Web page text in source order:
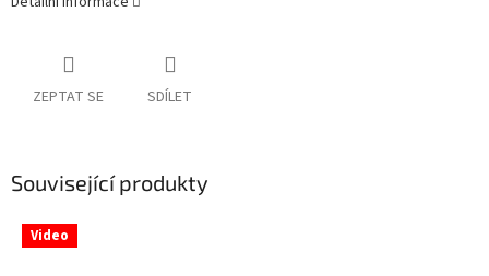
ZEPTAT SE SDÍLET
Související produkty
Video